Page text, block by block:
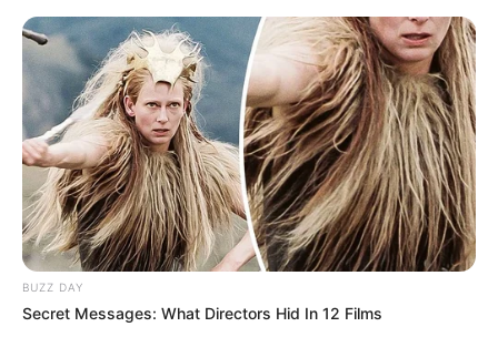
BUZZ DAY
Secret Messages: What Directors Hid In 12 Films